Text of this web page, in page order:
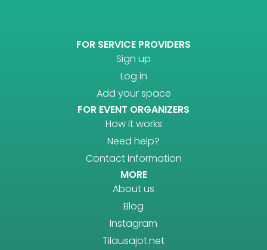
FOR SERVICE PROVIDERS
Sign up
Log in
Add your space
FOR EVENT ORGANIZERS
How it works
Need help?
Contact information
MORE
About us
Blog
Instagram
Tilausajot.net